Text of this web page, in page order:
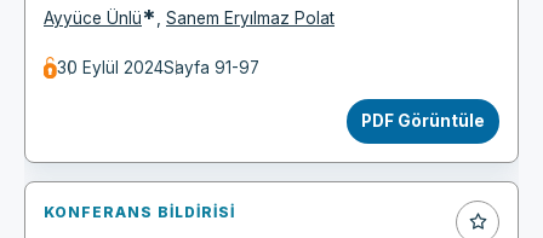
Ayyüce Ünlü* Sanem Eryılmaz Polat
30 Eylül 2024Sayfa 91-97
PDF Görüntüle
KONFERANS BILDIRISI